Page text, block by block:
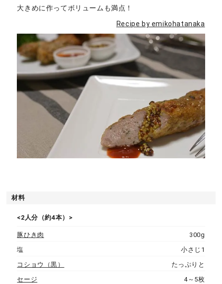
大きめに作ってボリュームも満点！
Recipe by emikohatanaka
材料
<2人分（約4本）>
豚ひき肉
300g
塩
小さじ1
コショウ（黒）
たっぷりと
セージ
4～5枚